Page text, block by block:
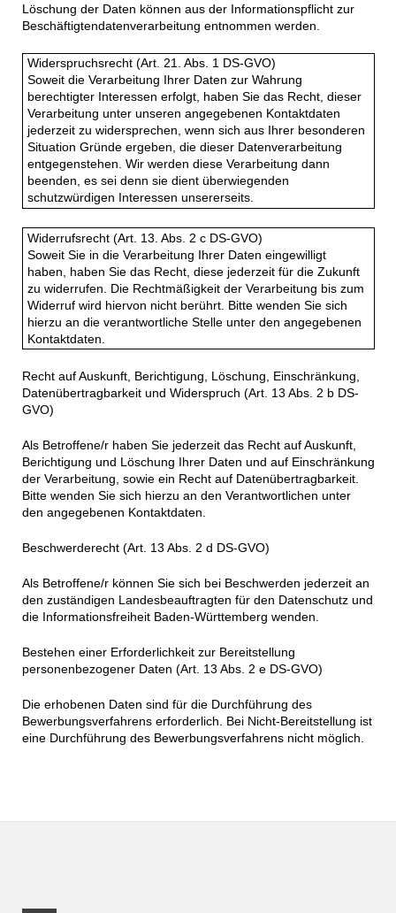
Löschung der Daten können aus der Informationspflicht zur
Beschäftigtendatenverarbeitung entnommen werden.
Widerspruchsrecht (Art. 21. Abs. 1 DS-GVO)
Soweit die Verarbeitung Ihrer Daten zur Wahrung
berechtigter Interessen erfolgt, haben Sie das Recht, dieser
Verarbeitung unter unseren angegebenen Kontaktdaten
jederzeit zu widersprechen, wenn sich aus Ihrer besonderen
Situation Gründe ergeben, die dieser Datenverarbeitung
entgegenstehen. Wir werden diese Verarbeitung dann
beenden, es sei denn sie dient überwiegenden
schutzwürdigen Interessen unsererseits.
Widerrufsrecht (Art. 13. Abs. 2 c DS-GVO)
Soweit Sie in die Verarbeitung Ihrer Daten eingewilligt
haben, haben Sie das Recht, diese jederzeit für die Zukunft
zu widerrufen. Die Rechtmäßigkeit der Verarbeitung bis zum
Widerruf wird hiervon nicht berührt. Bitte wenden Sie sich
hierzu an die verantwortliche Stelle unter den angegebenen
Kontaktdaten.
Recht auf Auskunft, Berichtigung, Löschung, Einschränkung,
Datenübertragbarkeit und Widerspruch (Art. 13 Abs. 2 b DS-
GVO)
Als Betroffene/r haben Sie jederzeit das Recht auf Auskunft,
Berichtigung und Löschung Ihrer Daten und auf Einschränkung
der Verarbeitung, sowie ein Recht auf Datenübertragbarkeit.
Bitte wenden Sie sich hierzu an den Verantwortlichen unter
den angegebenen Kontaktdaten.
Beschwerderecht (Art. 13 Abs. 2 d DS-GVO)
Als Betroffene/r können Sie sich bei Beschwerden jederzeit an
den zuständigen Landesbeauftragten für den Datenschutz und
die Informationsfreiheit Baden-Württemberg wenden.
Bestehen einer Erforderlichkeit zur Bereitstellung
personenbezogener Daten (Art. 13 Abs. 2 e DS-GVO)
Die erhobenen Daten sind für die Durchführung des
Bewerbungsverfahrens erforderlich. Bei Nicht-Bereitstellung ist
eine Durchführung des Bewerbungsverfahrens nicht möglich.